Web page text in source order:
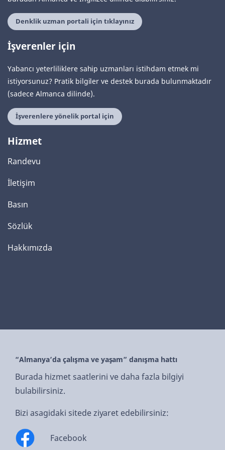
Denklik uzman portali için tıklayınız
İşverenler için
Yabancı yeterliliklere sahip uzmanları istihdam etmek mi
istiyorsunuz? Pratik bilgiler ve destek burada bulunmaktadır
(sadece Almanca dilinde).
İşverenlere yönelik portal için
Hizmet
Randevu
İletişim
Basın
Sözlük
Hakkımızda
“Almanya’da çalışma ve yaşam” danışma hattı
Burada hizmet saatlerini ve daha fazla bilgiyi
bulabilirsiniz.
Bizi asagidaki sitede ziyaret edebilirsiniz:
Facebook